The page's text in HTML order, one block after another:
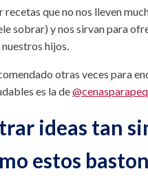
recetas que no nos lleven
sobrar) y nos sirvan para
hijos.
otras veces para
es la de
ideas tan
estos